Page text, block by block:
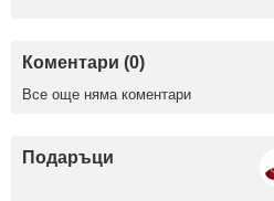
Коментари (0)
Все още няма коментари
Подаръци